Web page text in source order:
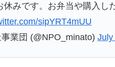
みです。お弁当や購入し
sipYRT4mUU
業団 (@NPO_minato) July